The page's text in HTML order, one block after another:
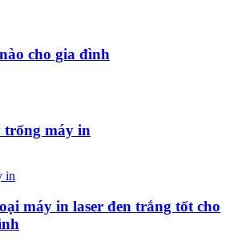
cho gia đình
trống máy in
máy in laser đen trắng tốt cho